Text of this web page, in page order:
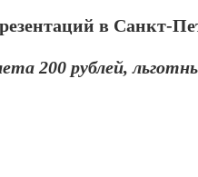
в Санкт-
200 рублей,